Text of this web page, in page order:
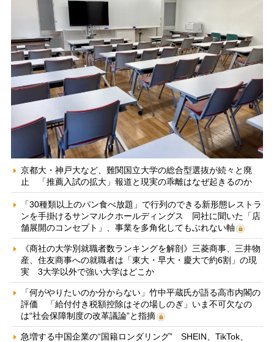
京都大・神戸大など、難関国立大学の総合型選抜が続々と廃
止 「推薦入試の拡大」報道と現実の乖離はなぜ起きるのか
「30種類以上のパン食べ放題」で行列のできる新形態レストラ
ンを手掛けるサンマルクホールディングス 同社に聞いた「店
舗展開のコンセプト」、事業を多角化してもぶれない軸
《商社の大学別就職者数ランキングを解剖》三菱商事、三井物
産、住友商事への就職者は「東大・早大・慶大で約6割」の現
実 3大学以外で強い大学はどこか
「何がやりたいのか分からない」竹中平蔵氏が語る高市内閣の
評価 「給付付き税額控除はその場しのぎ」いま不可欠なの
は“社会保障制度の改革議論”と指摘
急増する中国企業の“国籍ロンダリング” SHEIN、TikTok、